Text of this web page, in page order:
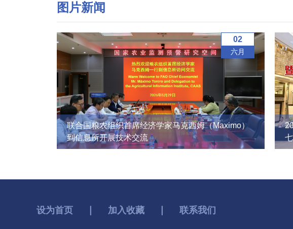
图片新闻
联合国粮农组织首席经济学家马克西姆（Maximo）
到信息所开展技术交流
02
六月
设为首页 加入收藏 联系我们